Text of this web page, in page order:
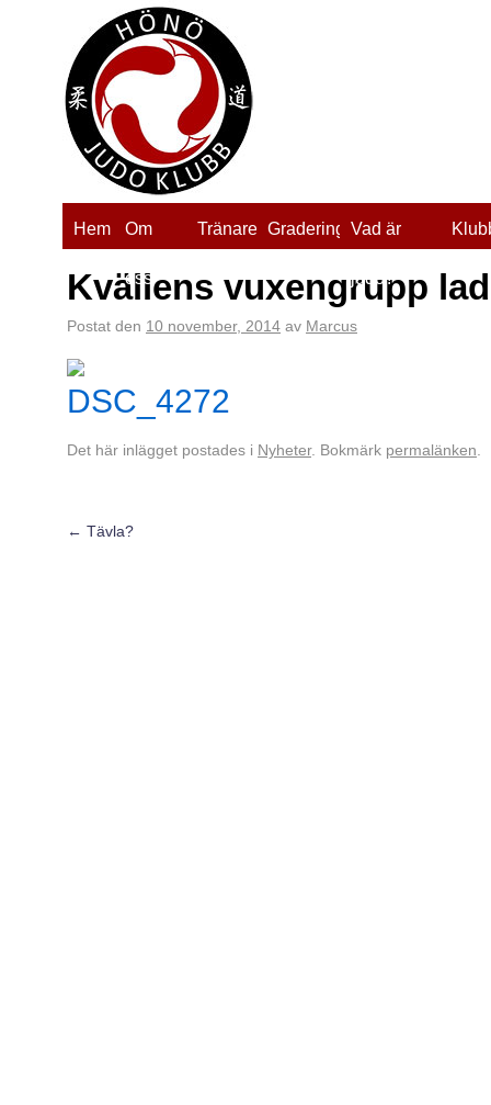
Hem Om
oss
Tränare Gradering Vad är
judo?
Kvällens vuxengrupp
Postat den 10 november, 2014 av Marcus
Det här inlägget postades i Nyheter. Bokmärk permalänken
← Tävla?